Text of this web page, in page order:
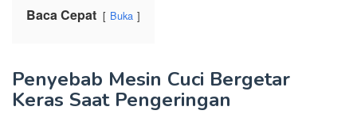
Baca Cepat Buka
Penyebab Mesin Cuci Bergetar
Keras Saat Pengeringan